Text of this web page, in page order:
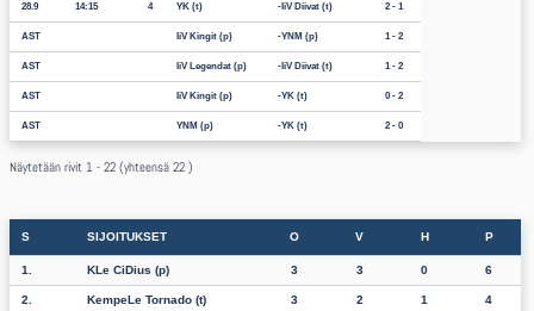
28.9 14:15 4 YK (t) IiV Diivat (t) 2 - 1
AST IiV Kingit (p) YNM (p) 1 - 2
AST IiV Legendat (p) IiV Diivat (t) 1 - 2
AST IiV Kingit (p) YK (t) 0 - 2
AST YNM (p) YK (t) 2 - 0
Näytetään rivit 1 - 22 (yhteensä 22 )
S SIJOITUKSET O V H P
1. KLe CiDius (p) 3 3 0 6
2. KempeLe Tornado (t) 3 2 1 4